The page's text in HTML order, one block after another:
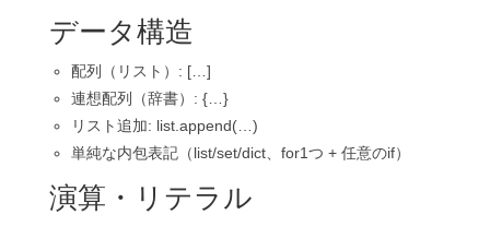
データ構造
配列（リスト）: […]
連想配列（辞書）: {…}
リスト追加: list.append(…)
単純な内包表記（list/set/dict、 for1つ + 任意のif）
演算・リテラル